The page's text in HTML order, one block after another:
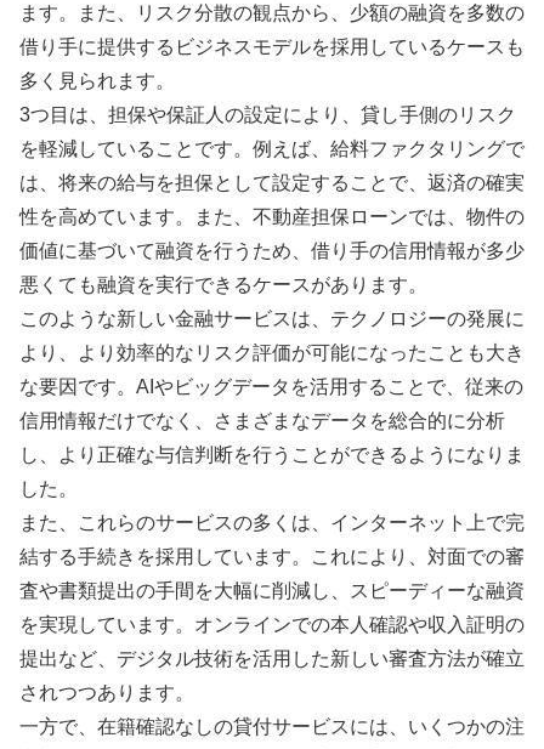
ます。また、リスク分散の観点から、少額の融資を多数の
借り手に提供するビジネスモデルを採用しているケースも
多く見られます。
3つ目は、担保や保証人の設定により、貸し手側のリスク
を軽減していることです。例えば、給料ファクタリングで
は、将来の給与を担保として設定することで、返済の確実
性を高めています。また、不動産担保ローンでは、物件の
価値に基づいて融資を行うため、借り手の信用情報が多少
悪くても融資を実行できるケースがあります。
このような新しい金融サービスは、テクノロジーの発展に
より、より効率的なリスク評価が可能になったことも大き
な要因です。AIやビッグデータを活用することで、従来の
信用情報だけでなく、さまざまなデータを総合的に分析
し、より正確な与信判断を行うことができるようになりま
した。
また、これらのサービスの多くは、インターネット上で完
結する手続きを採用しています。これにより、対面での審
査や書類提出の手間を大幅に削減し、スピーディーな融資
を実現しています。オンラインでの本人確認や収入証明の
提出など、デジタル技術を活用した新しい審査方法が確立
されつつあります。
一方で、在籍確認なしの貸付サービスには、いくつかの注